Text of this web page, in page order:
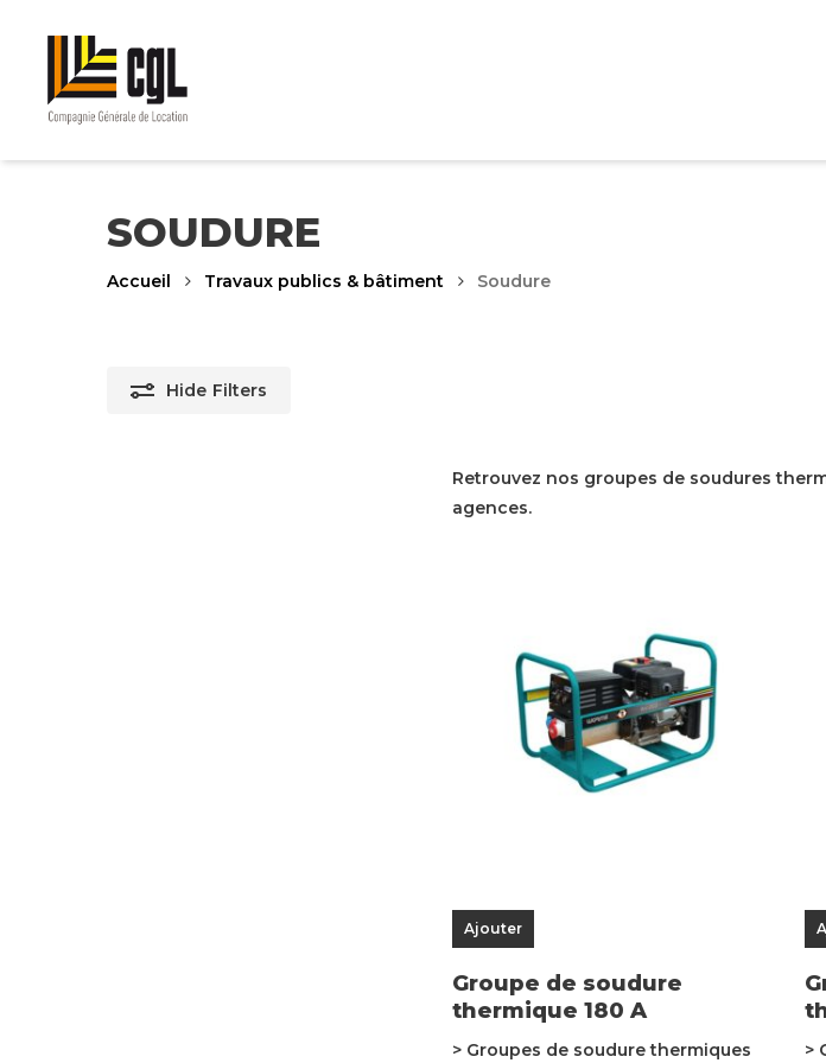
content
SOUDURE
Accueil Travaux publics & bâtiment Soudure
Hide Filters
Retrouvez nos groupes de soudures
agences.
Ajouter
Groupe de soudure
thermique 180 A
> Groupes de soudure thermiques >